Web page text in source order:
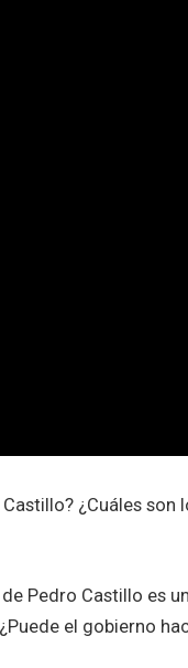
¿Cuáles son
Pedro Castillo es
el gobierno